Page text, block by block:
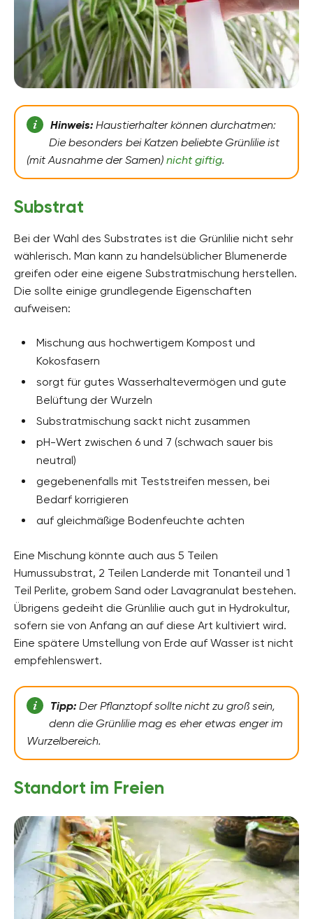
Hinweis: Haustierhalter können durchatmen:
Die besonders bei Katzen beliebte Grünlilie ist
(mit Ausnahme der Samen) nicht giftig.
Substrat
Bei der Wahl des Substrates ist die Grünlilie nicht sehr
wählerisch. Man kann zu handelsüblicher Blumenerde
greifen oder eine eigene Substratmischung herstellen.
Die sollte einige grundlegende Eigenschaften
aufweisen:
Mischung aus hochwertigem Kompost und
Kokosfasern
sorgt für gutes Wasserhaltevermögen und gute
Belüftung der Wurzeln
Substratmischung sackt nicht zusammen
pH-Wert zwischen 6 und 7 (schwach sauer bis
neutral)
gegebenenfalls mit Teststreifen messen, bei
Bedarf korrigieren
auf gleichmäßige Bodenfeuchte achten
Eine Mischung könnte auch aus 5 Teilen
Humussubstrat, 2 Teilen Landerde mit Tonanteil und 1
Teil Perlite, grobem Sand oder Lavagranulat bestehen.
Übrigens gedeiht die Grünlilie auch gut in Hydrokultur,
sofern sie von Anfang an auf diese Art kultiviert wird.
Eine spätere Umstellung von Erde auf Wasser ist nicht
empfehlenswert.
Tipp: Der Pflanztopf sollte nicht zu groß sein,
denn die Grünlilie mag es eher etwas enger im
Wurzelbereich.
Standort im Freien